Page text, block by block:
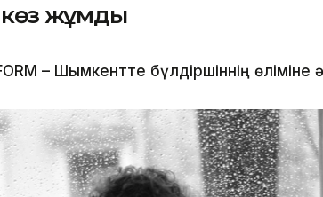
жұмды
– Шымкентте бүлдіршіннің өліміне